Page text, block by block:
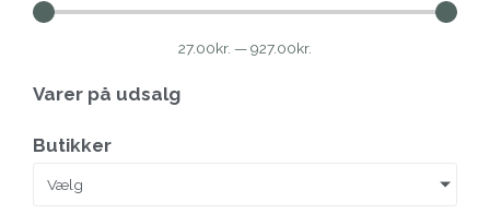
27.00kr. —927.00kr.
Varer på udsalg
Butikker
Vælg